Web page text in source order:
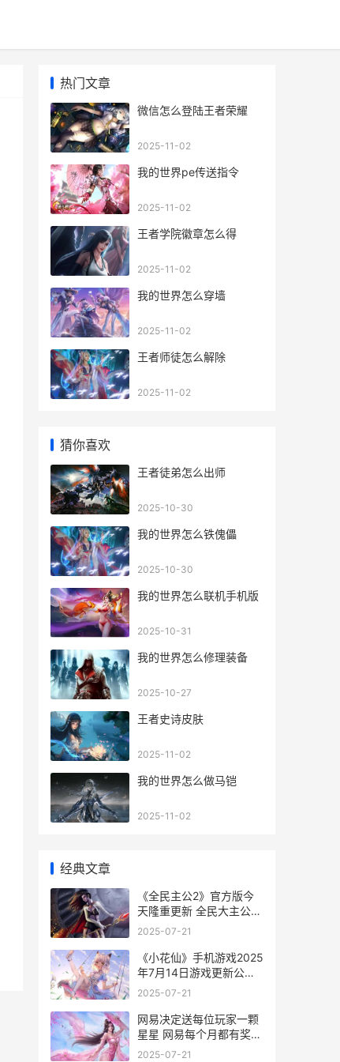
热门文章
微信怎么登陆王者荣耀
2025-11-02
我的世界pe传送指令
2025-11-02
王者学院徽章怎么得
2025-11-02
我的世界怎么穿墙
2025-11-02
王者师徒怎么解除
2025-11-02
猜你喜欢
王者徒弟怎么出师
2025-10-30
我的世界怎么铁傀儡
2025-10-30
我的世界怎么联机手机版
2025-10-31
我的世界怎么修理装备
2025-10-27
王者史诗皮肤
2025-11-02
我的世界怎么做马铠
2025-11-02
经典文章
《全民主公2》官方版今
天隆重更新 全民大主公2
最新口令码
2025-07-21
《小花仙》手机游戏2025
年7月14日游戏更新公告
小花仙手机版
2025-07-21
网易决定送每位玩家一颗
星星 网易每个月都有奖金
吗
2025-07-21